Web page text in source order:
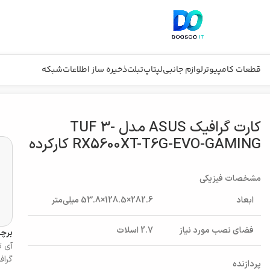
قطعات کامپیوترلوازم جانبیلپتاپتبلتذخیره ساز اطلاعاتشبکه
کارت گرافیک ASUS مدل TUF 3-
RX5600XT-T6G-EVO-GAMING کارکرده
مشخصات فیزیکی
ابعاد
282.6×128.5×53.8 میلی‌متر
فضای نصب مورد نیاز 2.7 اسلات
پردازنده
آی